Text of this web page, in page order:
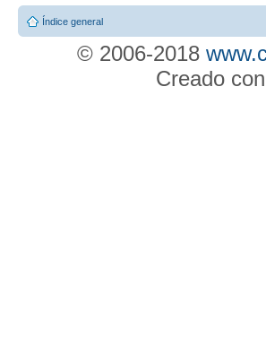
Índice general
© 2006-2018
Creado con